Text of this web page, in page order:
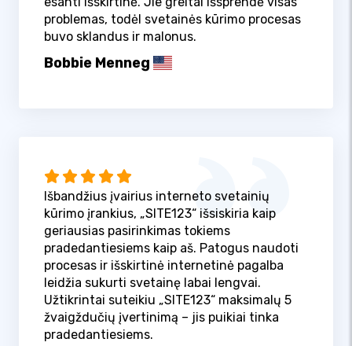
problemas, todėl svetainės kūrimo procesas
buvo sklandus ir malonus.
Bobbie Menneg
Išbandžius įvairius interneto svetainių
kūrimo įrankius, „SITE123“ išsiskiria kaip
geriausias pasirinkimas tokiems
pradedantiesiems kaip aš. Patogus naudoti
procesas ir išskirtinė internetinė pagalba
leidžia sukurti svetainę labai lengvai.
Užtikrintai suteikiu „SITE123“ maksimalų 5
žvaigždučių įvertinimą – jis puikiai tinka
pradedantiesiems.